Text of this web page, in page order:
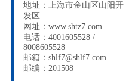
地址：上海市金山区山阳开
发区
网址：www.shtz7.com
电话：4001605528 /
8008605528
邮箱：shlf7@shlf7.com
邮编：201508